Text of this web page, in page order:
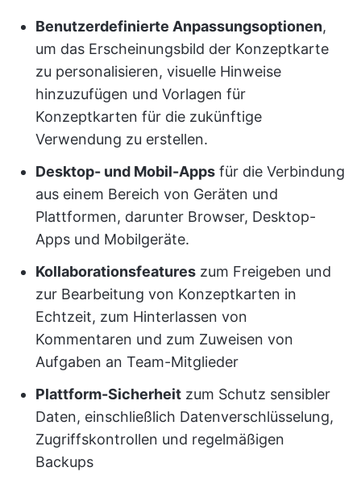
Benutzerdefinierte Anpassungsoptionen,
um das Erscheinungsbild der Konzeptkarte
zu personalisieren, visuelle Hinweise
hinzuzufügen und Vorlagen für
Konzeptkarten für die zukünftige
Verwendung zu erstellen.
Desktop- und Mobil-Apps für die Verbindung
aus einem Bereich von Geräten und
Plattformen, darunter Browser, Desktop-
Apps und Mobilgeräte.
Kollaborationsfeatures zum Freigeben und
zur Bearbeitung von Konzeptkarten in
Echtzeit, zum Hinterlassen von
Kommentaren und zum Zuweisen von
Aufgaben an Team-Mitglieder
Plattform-Sicherheit zum Schutz sensibler
Daten, einschließlich Datenverschlüsselung,
Zugriffskontrollen und regelmäßigen
Backups